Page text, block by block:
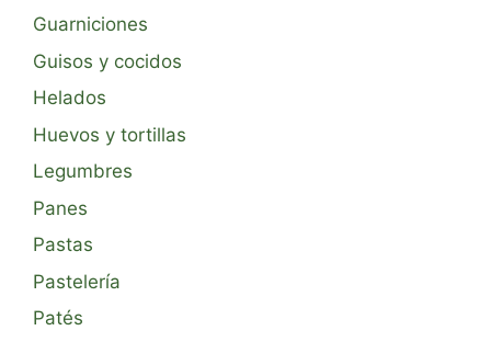
Guarniciones
Guisos y cocidos
Helados
Huevos y tortillas
Legumbres
Panes
Pastas
Pastelería
Patés